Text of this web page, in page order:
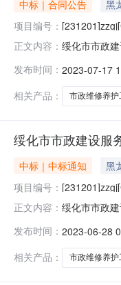
中标｜合同公告 黑
项目编号：
正文内容： 绥化市市政
设服务中心
发布时间： 2023-07-17
相关产品：
市政维修养
绥化市市政建设服
中标｜中标通知 黑
项目编号：
正文内容： 绥化市市政
市鑫达劳务
发布时间： 2023-06-28
相关产品：
市政维修养